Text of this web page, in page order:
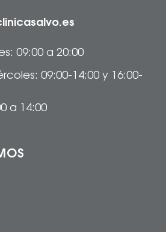
09:00 a 20:00
09:00-14:00 y 16:00-
a 14:00